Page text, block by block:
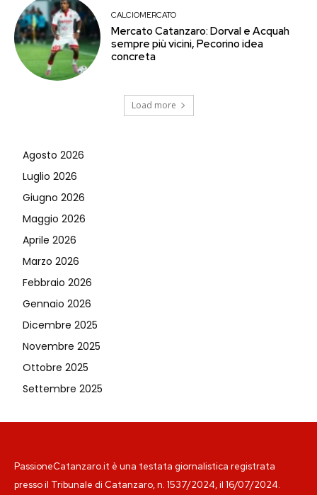
CALCIOMERCATO
Mercato Catanzaro: Dorval e Acquah
sempre più vicini, Pecorino idea
concreta
Load more
Agosto 2026
Luglio 2026
Giugno 2026
Maggio 2026
Aprile 2026
Marzo 2026
Febbraio 2026
Gennaio 2026
Dicembre 2025
Novembre 2025
Ottobre 2025
Settembre 2025
PassioneCatanzaro.it è una testata giornalistica registrata
presso il Tribunale di Catanzaro, n. 1537/2024, il 16/07/2024.